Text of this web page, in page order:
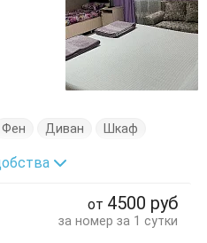
Фен Диван Шкаф
от 4500 руб
за номер за 1 сутки